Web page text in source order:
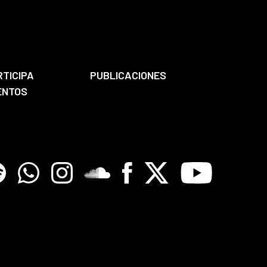
PUBLICACIONES
WhatsappInstagramSoundcloreFacebook
X Youtube